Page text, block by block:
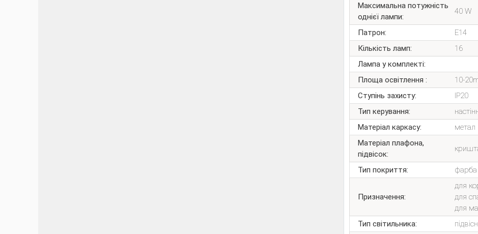
Максимальна потужність
однієї лампи:
40 W
Патрон:
E14
Кількість ламп:
16
Лампа у комплекті:
Площа освітлення :
10-
Ступінь захисту:
IP20
Тип керування:
Матеріал каркасу:
метал
Матеріал плафона,
підвісок:
Тип покриття: фарба
Призначення:
для
для
для
Тип світильника: